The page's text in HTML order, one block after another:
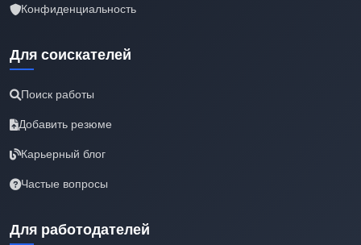
Конфиденциальность
Для соискателей
Поиск работы
Добавить резюме
Карьерный блог
Частые вопросы
Для работодателей